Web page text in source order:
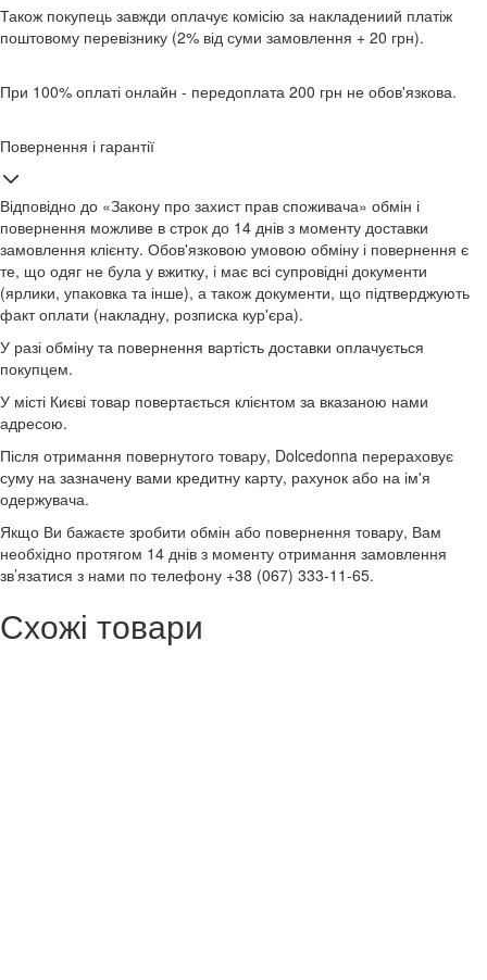
Також покупець завжди оплачує комісію за накладениий платіж
поштовому перевізнику (2% від суми замовлення + 20 грн).
При 100% оплаті онлайн - передоплата 200 грн не обов'язкова.
Повернення і гарантії
Відповідно до «Закону про захист прав споживача» обмін і
повернення можливе в строк до 14 днів з моменту доставки
замовлення клієнту. Обов'язковою умовою обміну і повернення є
те, що одяг не була у вжитку, і має всі супровідні документи
(ярлики, упаковка та інше), а також документи, що підтверджують
факт оплати (накладну, розписка кур'єра).
У разі обміну та повернення вартість доставки оплачується
покупцем.
У місті Києві товар повертається клієнтом за вказаною нами
адресою.
Після отримання повернутого товару, Dolcedonna перераховує
суму на зазначену вами кредитну карту, рахунок або на ім'я
одержувача.
Якщо Ви бажаєте зробити обмін або повернення товару, Вам
необхідно протягом 14 днів з моменту отримання замовлення
зв’язатися з нами по телефону +38 (067) 333-11-65.
Схожі товари